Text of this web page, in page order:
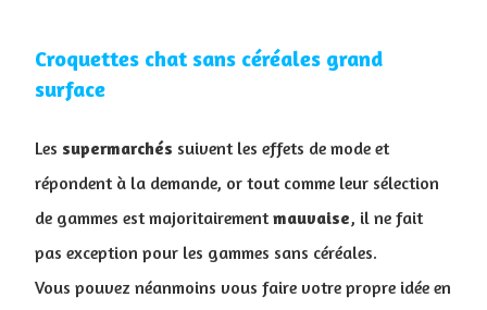
Croquettes chat sans céréales grand
surface
Les supermarchés suivent les effets de mode et
répondent à la demande, or tout comme leur sélection
de gammes est majoritairementmauvaise, il ne fait
pas exception pour les gammes sans céréales.
Vous pouvez néanmoins vous faire votre propre idée en